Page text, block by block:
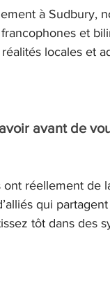
à Sudbury,
et
locales et
avant de
réellement de
qui
tôt dans des